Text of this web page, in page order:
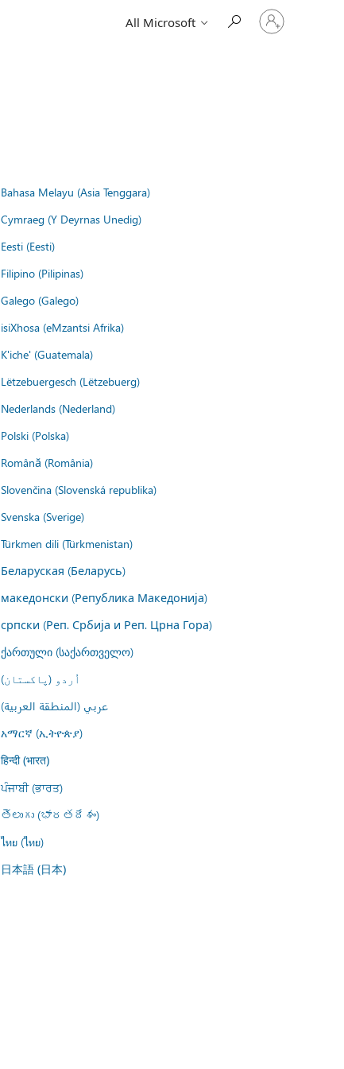
All Microsoft
Sign
in
Bahasa Melayu (Asia Tenggara)
Cymraeg (Y Deyrnas Unedig)
Eesti (Eesti)
Filipino (Pilipinas)
Galego (Galego)
isiXhosa (eMzantsi Afrika)
K'iche' (Guatemala)
Lëtzebuergesch (Lëtzebuerg)
Nederlands (Nederland)
Polski (Polska)
Română (România)
Slovenčina (Slovenská republika)
Svenska (Sverige)
Türkmen dili (Türkmenistan)
Беларуская (Беларусь)
македонски (Република Македонија)
српски (Реп. Србија и Реп. Црна Гора)
ქართული (საქართველო)
اُردو (پاکستان)
عربي (المنطقة العربية)
አማርኛ (ኢትዮጵያ)
हिन्दी (भारत)
ਪੰਜਾਬੀ (ਭਾਰਤ)
తెలుగు (భారతదేశం)
ไทย (ไทย)
日本語 (日本)